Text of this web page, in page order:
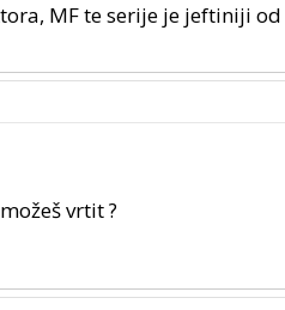
MF te serije je jeftiniji
vrtit ?